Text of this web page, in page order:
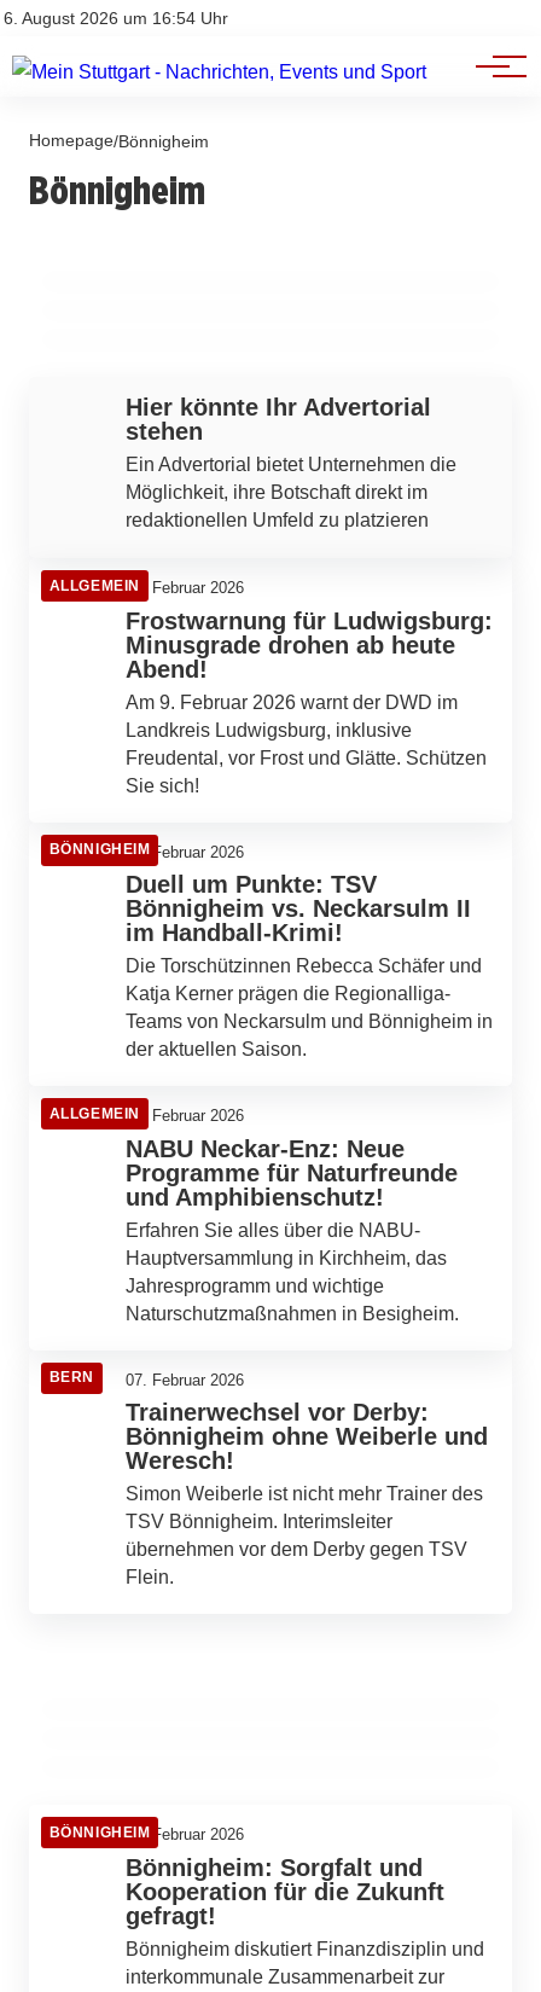
6. August 2026 um 16:54 Uhr
Impressum
Branchenbuch
Werbung
Homepage/Bönnigheim
Bönnigheim
13. Februar 2026
Trainerwechsel und ihre Auswirkungen im
11. Februar 2026
Trauergottesdienst für Pfarrer Christian
10. Februar 2026
Hier könnte Ihr Advertorial
stehen
Ein Advertorial bietet Unternehmen die
Möglichkeit, ihre Botschaft direkt im
redaktionellen Umfeld zu platzieren
ALLGEMEIN09. Februar 2026
Frostwarnung für Ludwigsburg:
Minusgrade drohen ab heute
Abend!
Am 9. Februar 2026 warnt der DWD im
Landkreis Ludwigsburg, inklusive
Freudental, vor Frost und Glätte. Schützen
Sie sich!
BÖNNIGHEIM08. Februar 2026
Duell um Punkte: TSV
Bönnigheim vs. Neckarsulm II
im Handball-Krimi!
Die Torschützinnen Rebecca Schäfer und
Katja Kerner prägen die Regionalliga-
Teams von Neckarsulm und Bönnigheim in
der aktuellen Saison.
ALLGEMEIN08. Februar 2026
NABU Neckar-Enz: Neue
Programme für Naturfreunde
und Amphibienschutz!
Erfahren Sie alles über die NABU-
Hauptversammlung in Kirchheim, das
Jahresprogramm und wichtige
Naturschutzmaßnahmen in Besigheim.
BERN 07. Februar 2026
Trainerwechsel vor Derby:
Bönnigheim ohne Weiberle und
Weresch!
Simon Weiberle ist nicht mehr Trainer des
TSV Bönnigheim. Interimsleiter
übernehmen vor dem Derby gegen TSV
Flein.
06. Februar 2026
BÖNNIGHEIM04. Februar 2026
Bönnigheim: Sorgfalt und
Kooperation für die Zukunft
gefragt!
Bönnigheim diskutiert Finanzdisziplin und
interkommunale Zusammenarbeit zur